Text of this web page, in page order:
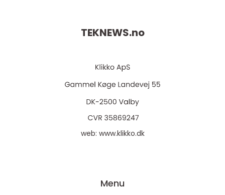
TEKNEWS.no
web: www.klikko.dk
Menu